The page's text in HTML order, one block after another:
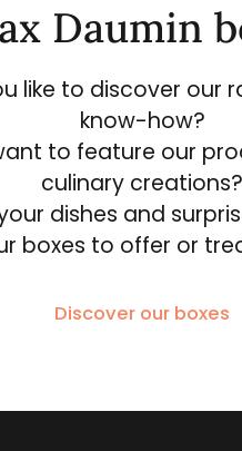
Daumin
like to discover our
know-how?
to feature our
culinary creations?
dishes and
boxes to offer or
Discover our boxes